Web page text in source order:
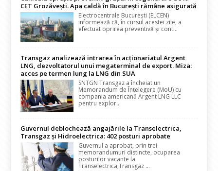
CET Grozăvești. Apa caldă în București rămâne asigurată
Electrocentrale București (ELCEN)
informează că, în cursul acestei zile, a
efectuat oprirea preventivă și cont...
Transgaz analizează intrarea în acționariatul Argent
LNG, dezvoltatorul unui megaterminal de export. Miza:
acces pe termen lung la LNG din SUA
SNTGN Transgaz a încheiat un
Memorandum de Înțelegere (MoU) cu
compania americană Argent LNG LLC
pentru explor...
Guvernul deblochează angajările la Transelectrica,
Transgaz și Hidroelectrica: 402 posturi aprobate
Guvernul a aprobat, prin trei
memorandumuri distincte, ocuparea
posturilor vacante la
Transelectrica,Transgaz ...